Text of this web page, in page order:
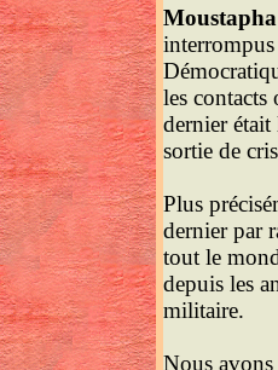
interrompus
les
dernier était
sortie de
Plus
dernier par
tout le
depuis les
militaire.
Nous